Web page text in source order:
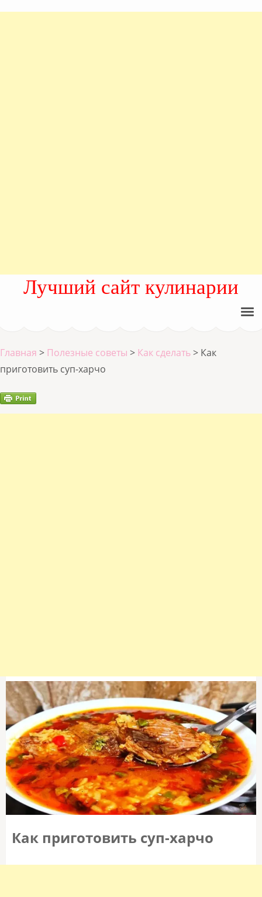
Лучший сайт кулинарии
Главная > Полезные советы > Как сделать> Как
приготовить суп-харчо
Как приготовить суп-харчо